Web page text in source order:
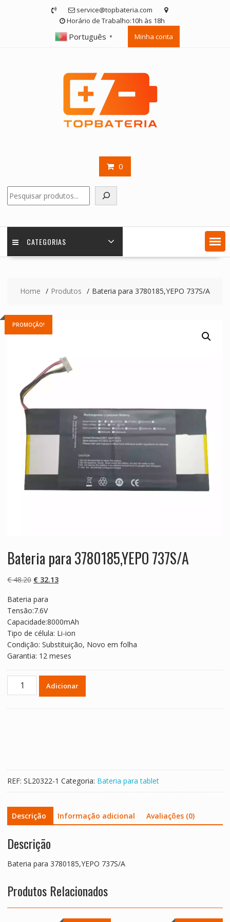
service@topbateria.com
Horário de Trabalho:10h às 18h
Português ▼ Minha conta
0
CATEGORIAS
Home Produtos Bateria para 3780185,YEPO 737S/A
PROMOÇÃO!
Bateria para 3780185,YEPO 737S/A
€48.20 O
original
era:
€ 48.20.
€32.13O
€ 32.13.
Bateria para
Tensão:7.6V
Capacidade:8000mAh
Tipo de célula: Li-ion
Condição: Substituição, Novo em folha
Garantia: 12 meses
Quantidade
Adicionar
REF: SL20322-1 Categoria: Bateria para tablet
Descrição Informação adicional Avaliações (0)
Descrição
Bateria para 3780185,YEPO 737S/A
Produtos Relacionados